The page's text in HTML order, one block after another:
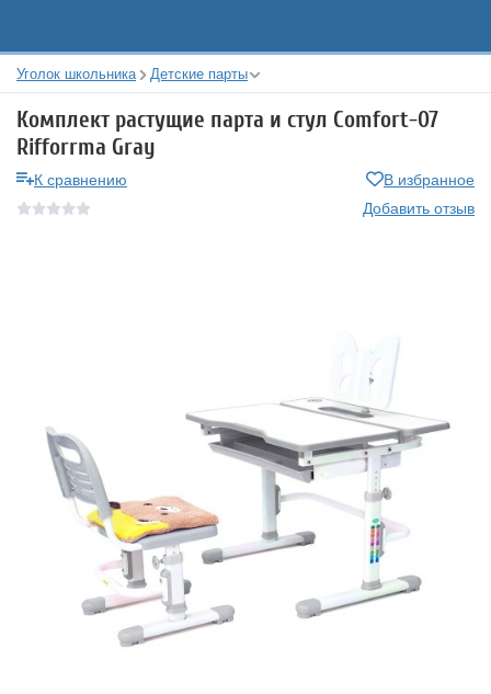
Уголок школьника Детские парты
Комплект растущие парта и стул Comfort-07
Rifforrma Gray
К сравнению
В избранное
Добавить отзыв